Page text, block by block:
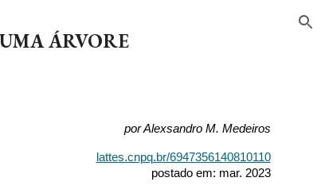
ÁRVORE
por Alexsandro M. Medeiros
lattes.cnpq.br/6947356140810110
postado em: mar. 2023